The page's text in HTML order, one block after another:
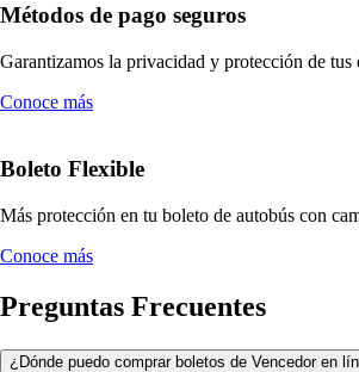
Métodos de pago seguros
Garantizamos la privacidad y protección de tus
Conoce más
Boleto Flexible
Más protección en tu boleto de autobús con
Conoce más
Preguntas Frecuentes
¿Dónde puedo comprar boletos de Vencedor en